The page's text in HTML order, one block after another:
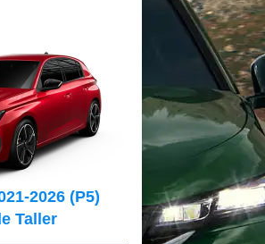
2026 (P5)
Taller